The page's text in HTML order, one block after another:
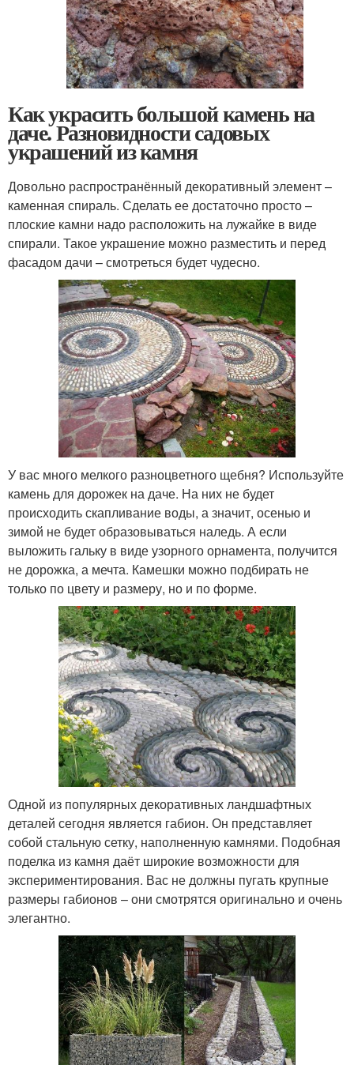
Как украсить большой камень на
даче. Разновидности садовых
украшений из камня
Довольно распространённый декоративный элемент –
каменная спираль. Сделать ее достаточно просто –
плоские камни надо расположить на лужайке в виде
спирали. Такое украшение можно разместить и перед
фасадом дачи – смотреться будет чудесно.
У вас много мелкого разноцветного щебня? Используйте
камень для дорожек на даче. На них не будет
происходить скапливание воды, а значит, осенью и
зимой не будет образовываться наледь. А если
выложить гальку в виде узорного орнамента, получится
не дорожка, а мечта. Камешки можно подбирать не
только по цвету и размеру, но и по форме.
Одной из популярных декоративных ландшафтных
деталей сегодня является габион. Он представляет
собой стальную сетку, наполненную камнями. Подобная
поделка из камня даёт широкие возможности для
экспериментирования. Вас не должны пугать крупные
размеры габионов – они смотрятся оригинально и очень
элегантно.